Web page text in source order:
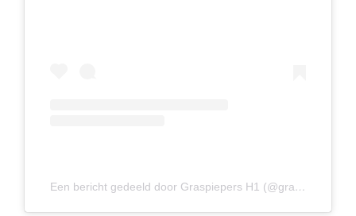
Een bericht gedeeld door Graspiepers H1 (@graspiepers_heren1)